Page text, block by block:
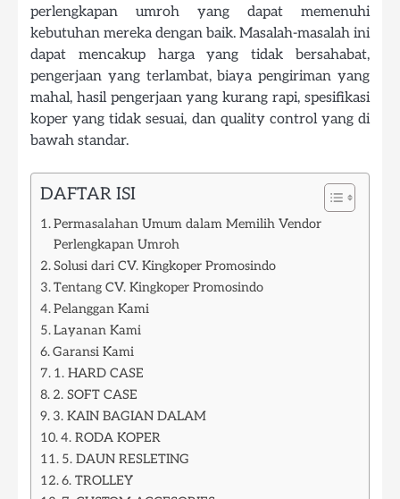
perlengkapan umroh yang dapat memenuhi
kebutuhan mereka dengan baik. Masalah-masalah ini
dapat mencakup harga yang tidak bersahabat,
pengerjaan yang terlambat, biaya pengiriman yang
mahal, hasil pengerjaan yang kurang rapi, spesifikasi
koper yang tidak sesuai, dan quality control yang di
bawah standar.
DAFTAR ISI
Permasalahan Umum dalam Memilih Vendor
Perlengkapan Umroh
Solusi dari CV. Kingkoper Promosindo
Tentang CV. Kingkoper Promosindo
Pelanggan Kami
Layanan Kami
Garansi Kami
1. HARD CASE
2. SOFT CASE
3. KAIN BAGIAN DALAM
4. RODA KOPER
5. DAUN RESLETING
6. TROLLEY